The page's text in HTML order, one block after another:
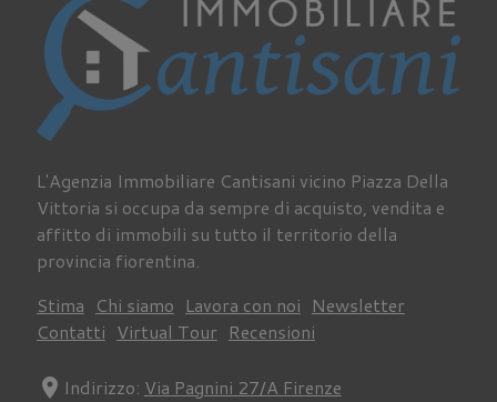
L'Agenzia Immobiliare Cantisani vicino Piazza Della
Vittoria si occupa da sempre di acquisto, vendita e
affitto di immobili su tutto il territorio della
provincia fiorentina.
Stima Chi siamo Lavora con noi Newsletter
Contatti Virtual Tour Recensioni
location_on Indirizzo: Via Pagnini 27/A Firenze